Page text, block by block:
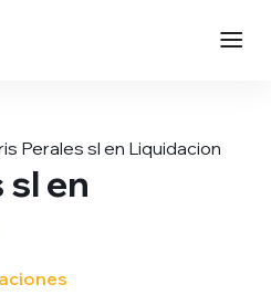
Perales sl en Liquidacion
sl en